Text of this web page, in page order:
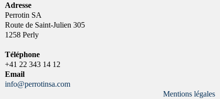
Adresse
Perrotin SA
Route de Saint-Julien 305
1258 Perly
Téléphone
+41 22 343 14 12
Email
info@perrotinsa.com
Mentions légales